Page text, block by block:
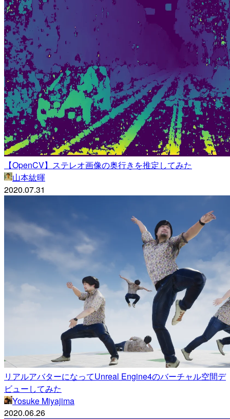
【OpenCV】ステレオ画像の奥行きを推定してみた
山本紘暉
2020.07.31
リアルアバターになってUnreal Engine4のバーチャル空間デ
ビューしてみた
Yosuke Miyajima
2020.06.26